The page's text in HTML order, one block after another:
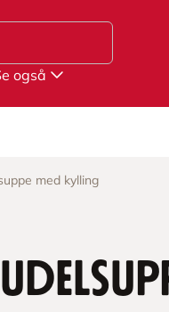
også
med kylling